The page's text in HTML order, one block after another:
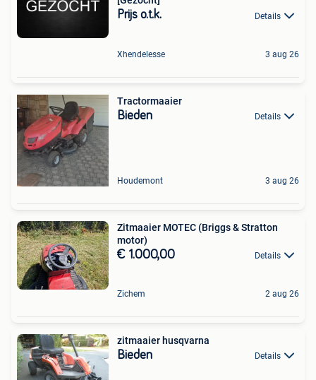
Prijs o.t.k. Details
Xhendelesse 3 aug 26
Tractormaaier
Bieden Details
Houdemont 3 aug 26
Zitmaaier MOTEC (Briggs & Stratton
motor)
€ 1.000,00 Details
Zichem 2 aug 26
zitmaaier husqvarna
Bieden Details